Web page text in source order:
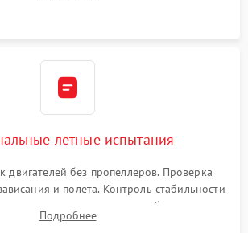
летные испытания
двигателей без пропеллеров. Проверка
и полета. Контроль стабильности
качества передачи видео, работы системы
(RTH) и дальности радиосвязи.
Подробнее